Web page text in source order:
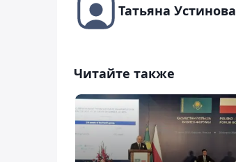
Татьяна Устинова
Читайте также